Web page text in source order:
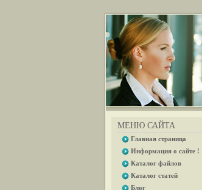
МЕНЮ САЙТА
Главная страница
Информация о сайте !
Каталог файлов
Каталог статей
Блог